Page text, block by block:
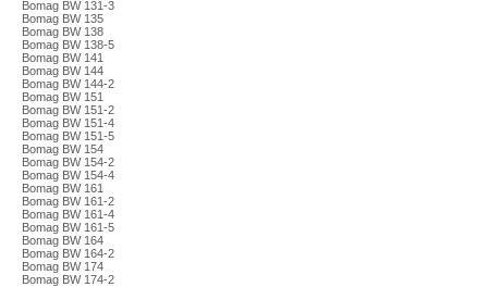
Bomag BW 131-3
Bomag BW 135
Bomag BW 138
Bomag BW 138-5
Bomag BW 141
Bomag BW 144
Bomag BW 144-2
Bomag BW 151
Bomag BW 151-2
Bomag BW 151-4
Bomag BW 151-5
Bomag BW 154
Bomag BW 154-2
Bomag BW 154-4
Bomag BW 161
Bomag BW 161-2
Bomag BW 161-4
Bomag BW 161-5
Bomag BW 164
Bomag BW 164-2
Bomag BW 174
Bomag BW 174-2